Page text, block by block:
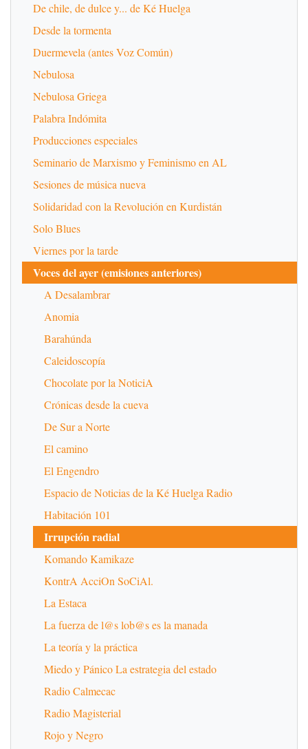
De chile, de dulce y... de Ké Huelga
Desde la tormenta
Duermevela (antes Voz Común)
Nebulosa
Nebulosa Griega
Palabra Indómita
Producciones especiales
Seminario de Marxismo y Feminismo en AL
Sesiones de música nueva
Solidaridad con la Revolución en Kurdistán
Solo Blues
Viernes por la tarde
Voces del ayer (emisiones anteriores)
A Desalambrar
Anomia
Barahúnda
Caleidoscopía
Chocolate por la NoticiA
Crónicas desde la cueva
De Sur a Norte
El camino
El Engendro
Espacio de Noticias de la Ké Huelga Radio
Habitación 101
Irrupción radial
Komando Kamikaze
KontrA AcciOn SoCiAl.
La Estaca
La fuerza de l@s lob@s es la manada
La teoría y la práctica
Miedo y Pánico La estrategia del estado
Radio Calmecac
Radio Magisterial
Rojo y Negro